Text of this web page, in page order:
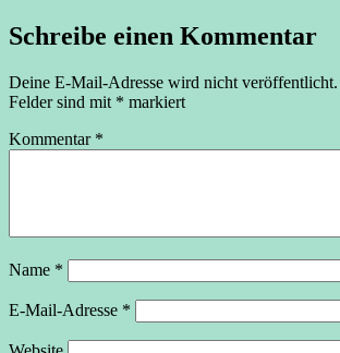
Schreibe einen Kommentar
Deine E-Mail-Adresse wird nicht veröffentlicht.
Felder sind mit * markiert
Kommentar *
Name *
E-Mail-Adresse *